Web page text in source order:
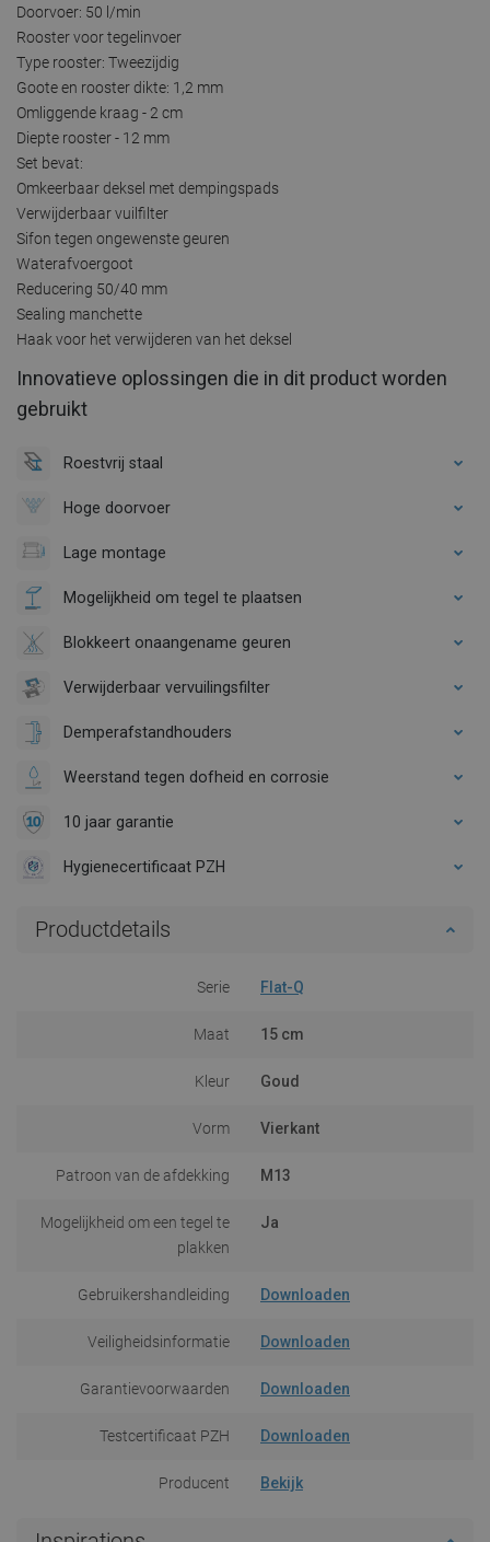
Doorvoer: 50 l/min
Rooster voor tegelinvoer
Type rooster: Tweezijdig
Goote en rooster dikte: 1,2 mm
Omliggende kraag - 2 cm
Diepte rooster - 12 mm
Set bevat:
Omkeerbaar deksel met dempingspads
Verwijderbaar vuilfilter
Sifon tegen ongewenste geuren
Waterafvoergoot
Reducering 50/40 mm
Sealing manchette
Haak voor het verwijderen van het deksel
Innovatieve oplossingen die in dit product worden
gebruikt
Roestvrij staal
Hoge doorvoer
Lage montage
Mogelijkheid om tegel te plaatsen
Blokkeert onaangename geuren
Verwijderbaar vervuilingsfilter
Demperafstandhouders
Weerstand tegen dofheid en corrosie
10 jaar garantie
Hygienecertificaat PZH
Productdetails
Serie Flat-Q
Maat 15 cm
Kleur Goud
Vorm Vierkant
Patroon van de afdekking M13
Mogelijkheid om een tegel te
plakken
Ja
Gebruikershandleiding Downloaden
Veiligheidsinformatie Downloaden
Garantievoorwaarden Downloaden
Testcertificaat PZH Downloaden
Producent Bekijk